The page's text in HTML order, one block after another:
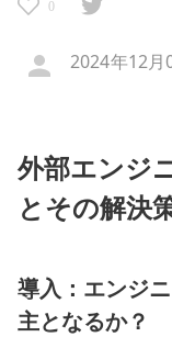
0
2024年12月
外部エンジ
とその解決
導入：エンジ
主となるか？